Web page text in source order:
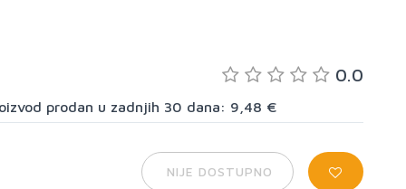
0.0
prodan u zadnjih 30 dana: 9,48 €
NIJE DOSTUPNO